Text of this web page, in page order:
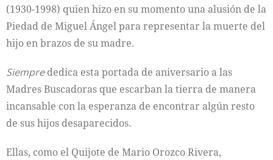
(1930-1998) quien hizo en su momento una alusión de la
Piedad de Miguel Ángel para representar la muerte del
hijo en brazos de su madre.
Siemprededica esta portada de aniversario a las
Madres Buscadoras que escarban la tierra de manera
incansable con la esperanza de encontrar algún resto
de sus hijos desaparecidos.
Ellas, como el Quijote de Mario Orozco Rivera,